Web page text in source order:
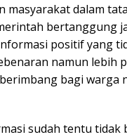
masyarakat dalam
bertanggung
positif yang
namun lebih
bagi warga
sudah tentu tidak